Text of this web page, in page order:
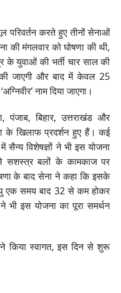
परिवर्तन करते हुए तीनों सेनाओं
की मंगलवार को घोषणा की थी,
के युवाओं की भर्ती चार साल की
जाएगी और बाद में केवल 25
नाम दिया जाएगा।
पंजाब, बिहार, उत्तराखंड और
के खिलाफ प्रदर्शन हुए हैं। कई
सैन्य विशेषज्ञों ने भी इस योजना
सशस्त्र बलों के कामकाज पर
के बाद सेना ने कहा कि इसके
एक समय बाद 32 से कम होकर
भी इस योजना का पूरा समर्थन